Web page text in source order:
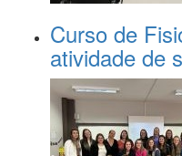
Curso de
atividade de